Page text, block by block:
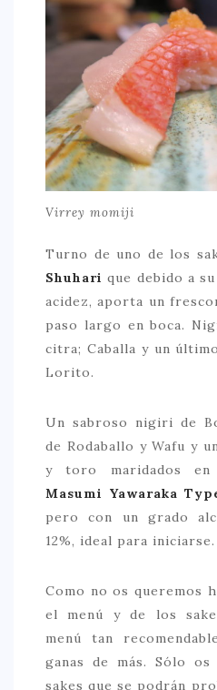
Virrey momiji
Turno de uno de los
Shuharique debido a
acidez, aporta un
paso largo en boca.
citra; Caballa y un
Lorito.
Un sabroso nigiri de
de Rodaballo y Wafu y
y toro maridados
Masumi Yawaraka
pero con un grado
12%, ideal para iniciarse.
Como no os queremos
el menú y de los
menú tan
ganas de más. Sólo
sakes que se podrán